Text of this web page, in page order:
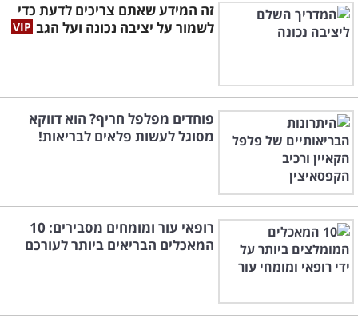
זה המידע שאתם צריכים לדעת כדי
לשמור על יציבה נכונה ועל הגב
פוחדים מפלפל חריף? הוא דווקא
מסוגל לעשות פלאים לבריאות!
רופאי עור ומומחים מסבירים: 10
המאכלים הבריאים ביותר לעורכם